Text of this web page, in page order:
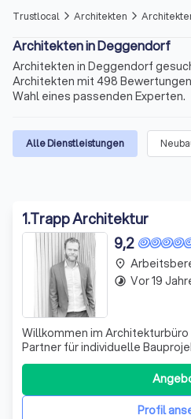
Trustlocal arrow_forward_ios Architekten arrow_forward_ios
Architekten in Deggendorf
Architekten in Deggendorf
Architekten mit 498
Wahl eines passenden Experten.
Alle Dienstleistungen
1.Trapp Architektur
9,2
Willkommen im
Partner für individuelle
Umgebung. Ich plane mit
Bauherren aus dem Landkreis
darüber hinaus. Ob
Bürogebäude oder innovative
Profil
place
timelapse Vor 19